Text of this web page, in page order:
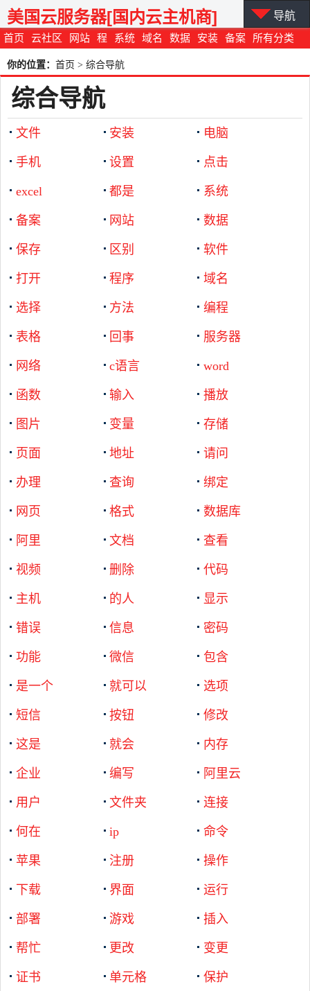
首页 云社区 网站 程 系统 域名 数据 安装 备案 所有分类
美国云服务器[国内云主机商] 导航
你的位置： 首页 > 综合导航
综合导航
文件 安装 电脑
手机 设置 点击
excel 都是 系统
备案 网站 数据
保存 区别 软件
打开 程序 域名
选择 方法 编程
表格 回事 服务器
网络 c语言 word
函数 输入 播放
图片 变量 存储
页面 地址 请问
办理 查询 绑定
网页 格式 数据库
阿里 文档 查看
视频 删除 代码
主机 的人 显示
错误 信息 密码
功能 微信 包含
是一个 就可以 选项
短信 按钮 修改
这是 就会 内存
企业 编写 阿里云
用户 文件夹 连接
何在 ip 命令
苹果 注册 操作
下载 界面 运行
部署 游戏 插入
帮忙 更改 变更
证书 单元格 保护